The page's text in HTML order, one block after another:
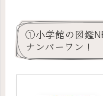
①小学館の図鑑
ナンバーワン！